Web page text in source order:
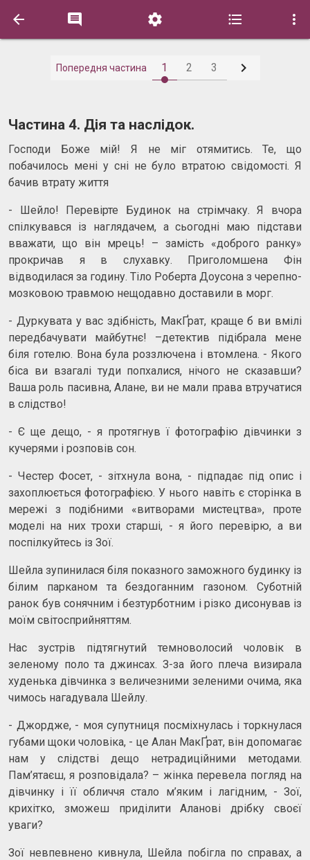
    
Попередня частина 1 2 3 
Частина 4. Дія та наслідок.
Господи Боже мій! Я не міг отямитись. Те, що
побачилось мені у сні не було втратою свідомості. Я
бачив втрату життя
- Шейло! Перевірте Будинок на стрімчаку. Я вчора
спілкувався із наглядачем, а сьогодні маю підстави
вважати, що він мрець! – замість «доброго ранку»
прокричав я в слухавку. Приголомшена Фін
відводилася за годину. Тіло Роберта Доусона з черепно-
мозковою травмою нещодавно доставили в морг.
- Дуркувата у вас здібність, МакҐрат, краще б ви вмілі
передбачувати майбутнє! –детектив підібрала мене
біля готелю. Вона була роззлючена і втомлена. - Якого
біса ви взагалі туди попхалися, нічого не сказавши?
Ваша роль пасивна, Алане, ви не мали права втручатися
в слідство!
- Є ще дещо, - я протягнув ї фотографію дівчинки з
кучерями і розповів сон.
- Честер Фосет, - зітхнула вона, - підпадає під опис і
захоплюється фотографією. У нього навіть є сторінка в
мережі з подібними «витворами мистецтва», проте
моделі на них трохи старші, - я його перевірю, а ви
поспілкуйтесь із Зої.
Шейла зупинилася біля показного заможного будинку із
білим парканом та бездоганним газоном. Суботній
ранок був сонячним і безтурботним і різко дисонував із
моїм світосприйняттям.
Нас зустрів підтягнутий темноволосий чоловік в
зеленому поло та джинсах. З-за його плеча визирала
худенька дівчинка з величезними зеленими очима, яка
чимось нагадувала Шейлу.
- Джордже, - моя супутниця посміхнулась і торкнулася
губами щоки чоловіка, - це Алан МакҐрат, він допомагає
нам у слідстві дещо нетрадиційними методами.
Пам’ятаєш, я розповідала? – жінка перевела погляд на
дівчинку і її обличчя стало м’яким і лагідним, - Зої,
крихітко, зможеш приділити Аланові дрібку своєї
уваги?
Зої невпевнено кивнула, Шейла побігла по справах, а